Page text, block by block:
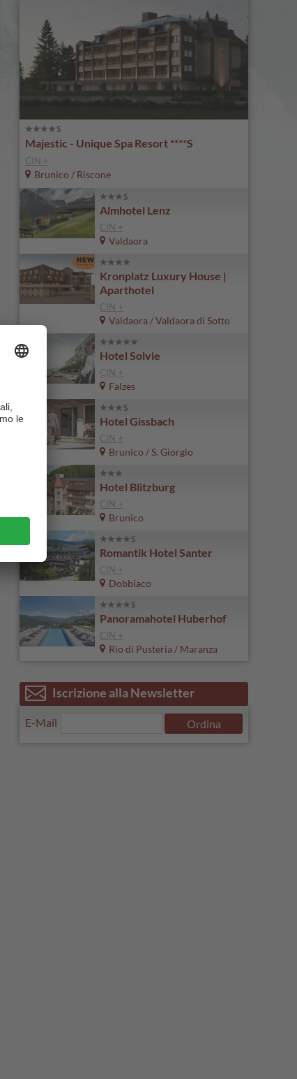
Majestic - Unique Spa Resort ****S
CIN +
Brunico / Riscone
Almhotel Lenz
CIN +
Valdaora
Kronplatz Luxury House |
Aparthotel
CIN +
Valdaora / Valdaora di Sotto
Hotel Solvie
CIN +
Falzes
Hotel Gissbach
CIN +
Brunico / S. Giorgio
Hotel Blitzburg
CIN +
Brunico
Romantik Hotel Santer
CIN +
Dobbiaco
Panoramahotel Huberhof
CIN +
Rio di Pusteria / Maranza
Iscrizione alla Newsletter
E-Mail